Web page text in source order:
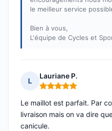
le meilleur service
Bien à vous,
L'équipe de Cycles et
L
Lauriane P.
Note : 5 sur 5
Le maillot est parfait. Par
livraison mais on va dire
canicule.